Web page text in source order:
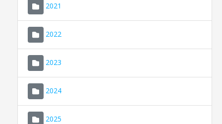
2021
2022
2023
2024
2025